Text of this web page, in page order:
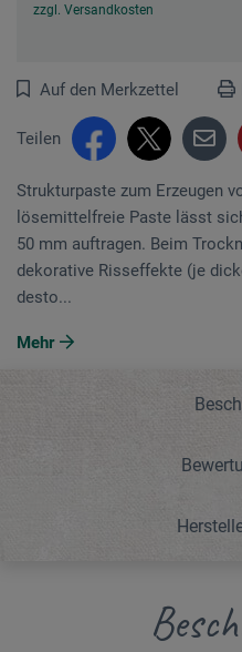
zzgl. Versandkosten
Auf den Merkzettel
Teilen
Strukturpaste zum Erzeugen
lösemittelfreie Paste lässt
50 mm auftragen. Beim
dekorative Risseffekte (je
desto...
Mehr